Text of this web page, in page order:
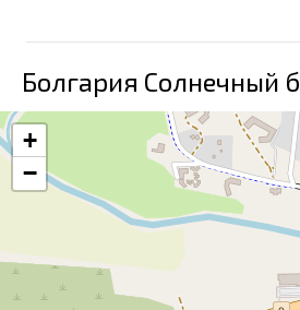
Болгария Солнечный
+
−